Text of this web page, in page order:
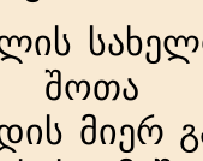
შოთა
მიერ